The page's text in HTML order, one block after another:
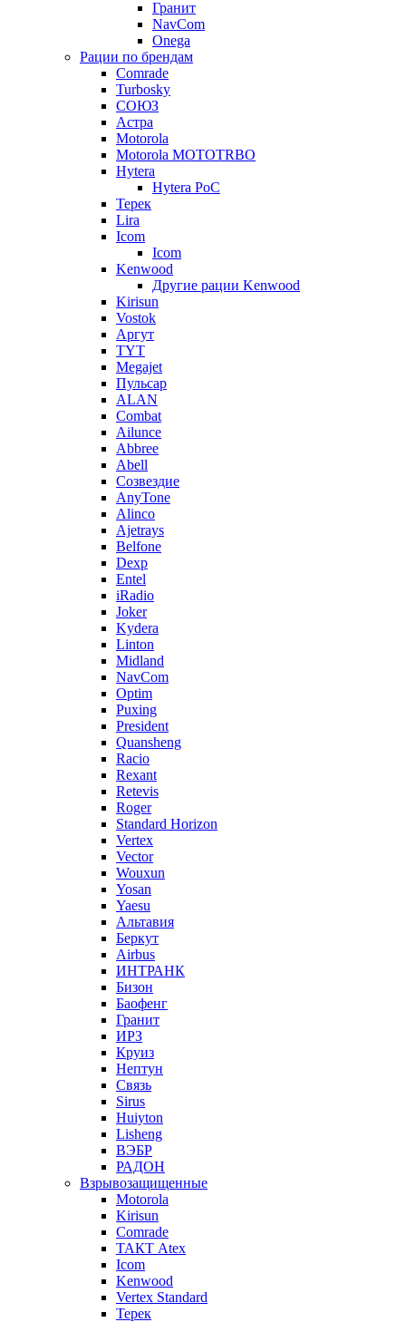
Гранит
NavCom
Onega
Рации по брендам
Comrade
Turbosky
СОЮЗ
Астра
Motorola
Motorola MOTOTRBO
Hytera
Hytera PoC
Терек
Lira
Icom
Icom
Kenwood
Другие рации Kenwood
Kirisun
Vostok
Аргут
TYT
Megajet
Пульсар
ALAN
Combat
Ailunce
Abbree
Abell
Созвездие
AnyTone
Alinco
Ajetrays
Belfone
Dexp
Entel
iRadio
Joker
Kydera
Linton
Midland
NavCom
Optim
Puxing
President
Quansheng
Racio
Rexant
Retevis
Roger
Standard Horizon
Vertex
Vector
Wouxun
Yosan
Yaesu
Альтавия
Беркут
Airbus
ИНТРАНК
Бизон
Баофенг
Гранит
ИРЗ
Круиз
Нептун
Связь
Sirus
Huiyton
Lisheng
ВЭБР
РАДОН
Взрывозащищенные
Motorola
Kirisun
Comrade
ТАКТ Atex
Icom
Kenwood
Vertex Standard
Терек